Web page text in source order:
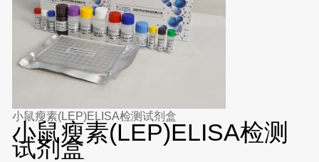
小鼠瘦素(LEP)ELISA检测试剂盒
小鼠瘦素(LEP)ELISA检测
试剂盒